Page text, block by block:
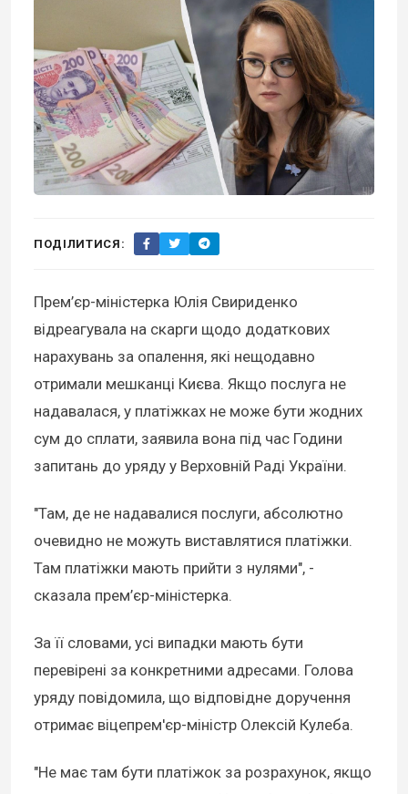
ПОДІЛИТИСЯ:
Прем’єр-міністерка Юлія Свириденко
відреагувала на скарги щодо додаткових
нарахувань за опалення, які нещодавно
отримали мешканці Києва. Якщо послуга не
надавалася, у платіжках не може бути жодних
сум до сплати, заявила вона під час Години
запитань до уряду у Верховній Раді України.
"Там, де не надавалися послуги, абсолютно
очевидно не можуть виставлятися платіжки.
Там платіжки мають прийти з нулями", -
сказала прем’єр-міністерка.
За її словами, усі випадки мають бути
перевірені за конкретними адресами. Голова
уряду повідомила, що відповідне доручення
отримає віцепрем'єр-міністр Олексій Кулеба.
"Не має там бути платіжок за розрахунок, якщо